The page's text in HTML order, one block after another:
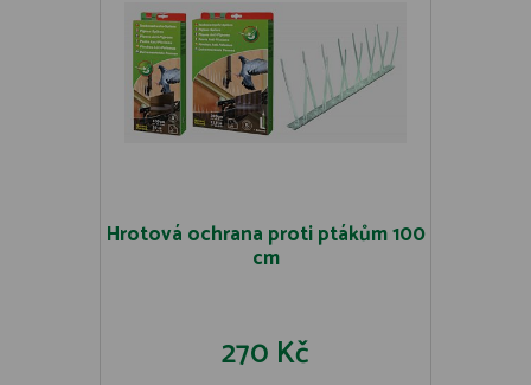
Hrotová ochrana proti ptákům 100
cm
270 Kč